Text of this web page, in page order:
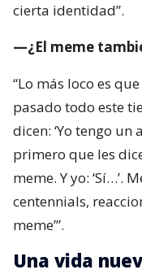
cierta identidad”.
—¿El meme
“Lo más loco es
pasado todo este
dicen: ‘Yo tengo un
primero que les
meme. Y yo: ‘Sí…’.
centennials,
meme’”.
Una vida